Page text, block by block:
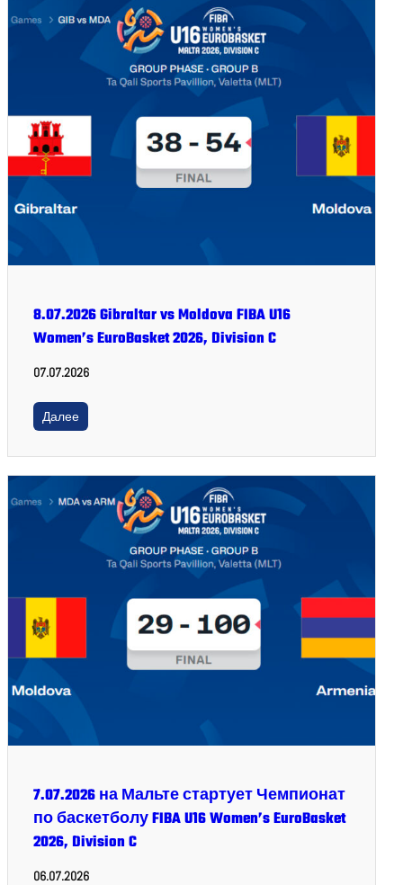
8.07.2026 Gibraltar vs Moldova FIBA U16
Women’s EuroBasket 2026, Division C
07.07.2026
Далее
7.07.2026 на Мальте стартует Чемпионат
по баскетболу FIBA U16 Women’s EuroBasket
2026, Division C
06.07.2026